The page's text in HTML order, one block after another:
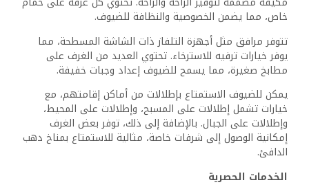
يقدم منتجع جولدن بلازا دهب مجموعة متنوعة من خيارات تناول
الطعام التي تلبي الأذواق المختلفة. يمكن للضيوف توقع تجربة
تناول طعام غير رسمية ورسمية، بالإضافة إلى خدمة سريعة من
خلال خدمة الغرف ومقهى.
المطاعم والبارات
يحتوي المنتجع على مطعم مجهز جيداً يقدم مجموعة من
الأطباق المحلية والدولية. يجمع الديكور بين الجماليات الحديثة
ولمسة من الثقافة المصرية، مما يوفر جوًا فريدًا لتناول الطعام.
يمكن للضيوف الاستمتاع بمناطق الجلوس الداخلية والخارجية،
مما يجعلها مثالية لتناول الوجبات مع مناظر رائعة.